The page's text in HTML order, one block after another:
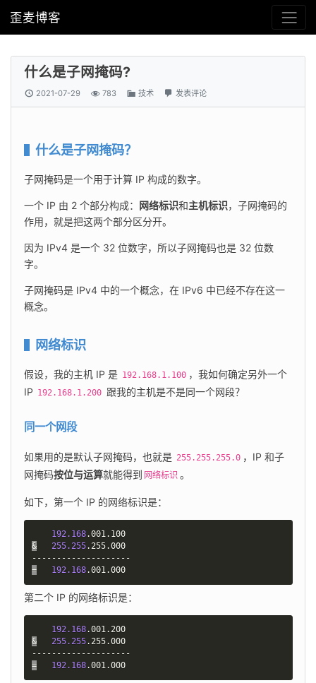
歪麦博客
什么是子网掩码?
2021-07-29 783 技术 发表评论
什么是子网掩码？
子网掩码是一个用于计算 IP 构成的数字。
一个 IP 由 2 个部分构成： 网络标识和主机标识，子网掩码的
作用，就是把这两个部分区分开。
因为 IPv4 是一个 32 位数字，所以子网掩码也是 32 位数
字。
子网掩码是 IPv4 中的一个概念，在 IPv6 中已经不存在这一
概念。
网络标识
假设，我的主机 IP 是 192.168.1.100 ，我如何确定另外一个
IP 192.168.1.200 跟我的主机是不是同一个网段？
同一个网段
如果用的是默认子网掩码，也就是 255.255.255.0 ，IP 和子
网掩码按位与运算就能得到 网络标识 。
如下，第一个 IP 的网络标识是：
192.168
&
255.255.255.000
=
192.168.001.000
第二个 IP 的网络标识是：
192.168
&
255.255.255.000
=
192.168.001.000